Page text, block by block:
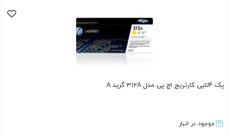
پک 4تایی کارتریج اچ پی مدل 312A گرید A
موجود در انبار